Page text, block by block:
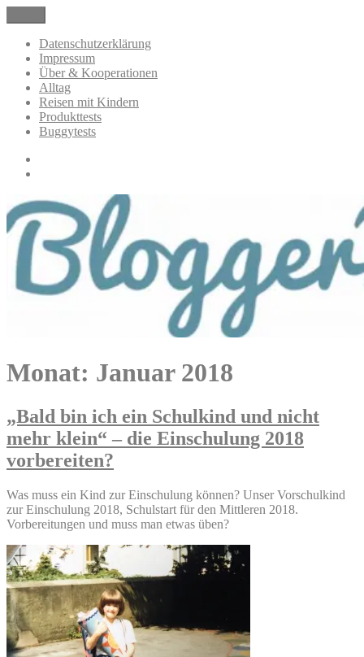
Inhalt
springen
BloggerMumOf3Boys Mamablog
Mamablog über das Leben mit drei Kindern mit Produkttests und
Alltagsthemen
Datenschutzerklärung
Impressum
Über & Kooperationen
Alltag
Reisen mit Kindern
Produkttests
Buggytests
Monat: Januar 2018
„Bald bin ich ein Schulkind und nicht
mehr klein“ – die Einschulung 2018
vorbereiten?
Was muss ein Kind zur Einschulung können? Unser Vorschulkind
zur Einschulung 2018, Schulstart für den Mittleren 2018.
Vorbereitungen und muss man etwas üben?